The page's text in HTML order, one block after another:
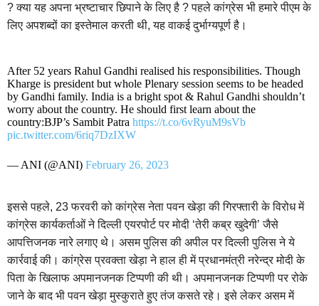
? क्या यह अपना भ्रष्टाचार छिपाने के लिए है ? पहले कांग्रेस भी हमारे पीएम के
लिए अपशब्दों का इस्तेमाल करती थी, यह वाकई दुर्भाग्यपूर्ण है।
After 52 years Rahul Gandhi realised his responsibilities. Though
Kharge is president but whole Plenary session seems to be headed
by Gandhi family. India is a bright spot & Rahul Gandhi shouldn’t
worry about the country. He should first learn about the
country:BJP’s Sambit Patra https://t.co/6vRyuM9sVb
pic.twitter.com/6riq7DzIXW
— ANI (@ANI) February 26, 2023
इससे पहले, 23 फरवरी को कांग्रेस नेता पवन खेड़ा की गिरफ्तारी के विरोध में
कांग्रेस कार्यकर्ताओं ने दिल्ली एयरपोर्ट पर मोदी ‘तेरी कब्र खुदेगी’ जैसे
आपत्तिजनक नारे लगाए थे। असम पुलिस की अपील पर दिल्ली पुलिस ने ये
कार्रवाई की। कांग्रेस प्रवक्ता खेड़ा ने हाल ही में प्रधानमंत्री नरेन्द्र मोदी के
पिता के खिलाफ अपमानजनक टिप्पणी की थी। अपमानजनक टिप्पणी पर रोके
जाने के बाद भी पवन खेड़ा मुस्कुराते हुए तंज कसते रहे। इसे लेकर असम में